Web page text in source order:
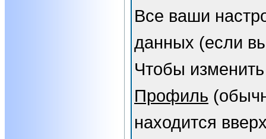
Все ваши
данных (если
Чтобы
Профиль
находится